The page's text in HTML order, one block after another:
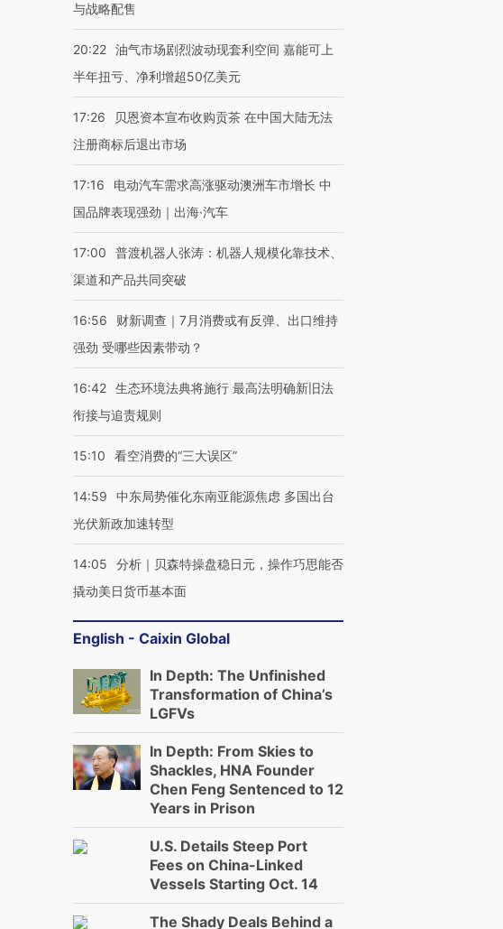
与战略配售
20:22 油气市场剧烈波动现套利空间 嘉能可上
半年扭亏、净利增超50亿美元
17:26
贝恩资本宣布收购贡茶 在中国大陆无法
注册商标后退出市场
17:16
电动汽车需求高涨驱动澳洲车市增长 中
国品牌表现强劲｜出海·汽车
17:00
普渡机器人张涛：机器人规模化靠技术、
渠道和产品共同突破
16:56
财新调查｜7月消费或有反弹、出口维持
强劲 受哪些因素带动？
16:42 生态环境法典将施行 最高法明确新旧法
衔接与追责规则
15:10 看空消费的“三大误区”
14:59
中东局势催化东南亚能源焦虑 多国出台
光伏新政加速转型
14:05
分析｜贝森特操盘稳日元，操作巧思能否
撬动美日货币基本面
English - Caixin Global
In Depth: The Unfinished
Transformation of China’s
LGFVs
In Depth: From Skies to
Shackles, HNA Founder
Chen Feng Sentenced to 12
Years in Prison
U.S. Details Steep Port
Fees on China-Linked
Vessels Starting Oct. 14
The Shady Deals Behind a